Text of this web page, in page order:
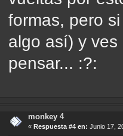
formas, pero
algo así) y
pensar... :?:
monkey 4
« Respuesta #4 en: Junio 17,